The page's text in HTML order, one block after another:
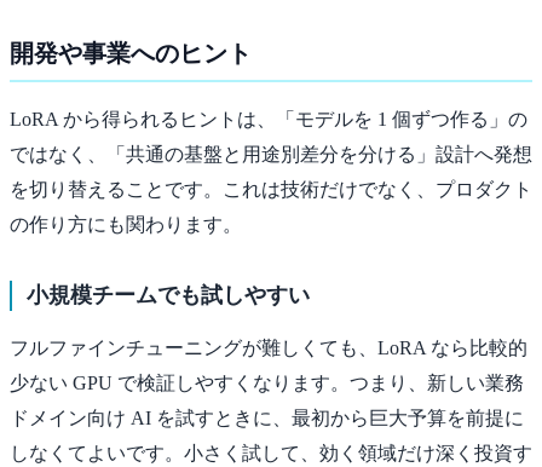
開発や事業へのヒント
LoRA から得られるヒントは、「モデルを 1 個ずつ作る」の
ではなく、「共通の基盤と用途別差分を分ける」設計へ発想
を切り替えることです。これは技術だけでなく、プロダクト
の作り方にも関わります。
小規模チームでも試しやすい
フルファインチューニングが難しくても、LoRA なら比較的
少ない GPU で検証しやすくなります。つまり、新しい業務
ドメイン向け AI を試すときに、最初から巨大予算を前提に
しなくてよいです。小さく試して、効く領域だけ深く投資す